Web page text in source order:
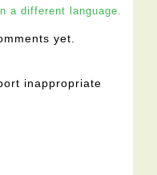
a different language.
yet.
inappropriate